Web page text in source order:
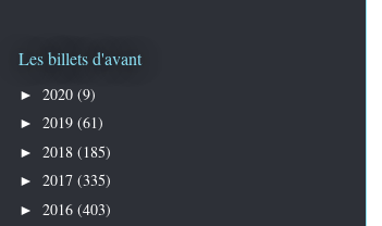
Les billets d'avant
► 2020 (9)
► 2019 (61)
► 2018 (185)
► 2017 (335)
► 2016 (403)